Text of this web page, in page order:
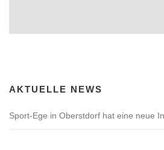
AKTUELLE NEWS
Sport-Ege in Oberstdorf hat eine neue